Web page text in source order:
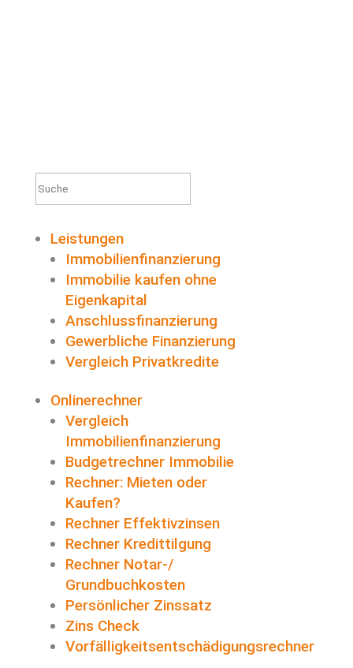
Suchen
nach:
Leistungen
Immobilienfinanzierung
Immobilie kaufen ohne
Eigenkapital
Anschlussfinanzierung
Gewerbliche Finanzierung
Vergleich Privatkredite
Onlinerechner
Vergleich
Immobilienfinanzierung
Budgetrechner Immobilie
Rechner: Mieten oder
Kaufen?
Rechner Effektivzinsen
Rechner Kredittilgung
Rechner Notar-/
Grundbuchkosten
Persönlicher Zinssatz
Zins Check
Vorfälligkeitsentschädigungsrechner